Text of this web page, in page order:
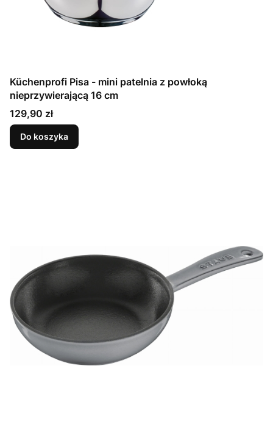
Küchenprofi Pisa - mini patelnia z powłoką
nieprzywierającą 16 cm
Cena
129,90 zł
Do koszyka